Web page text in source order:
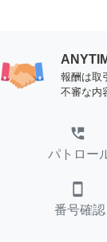
報酬は取
不審な内
perm_phone_msg
パトロー
smartphone
番号確認